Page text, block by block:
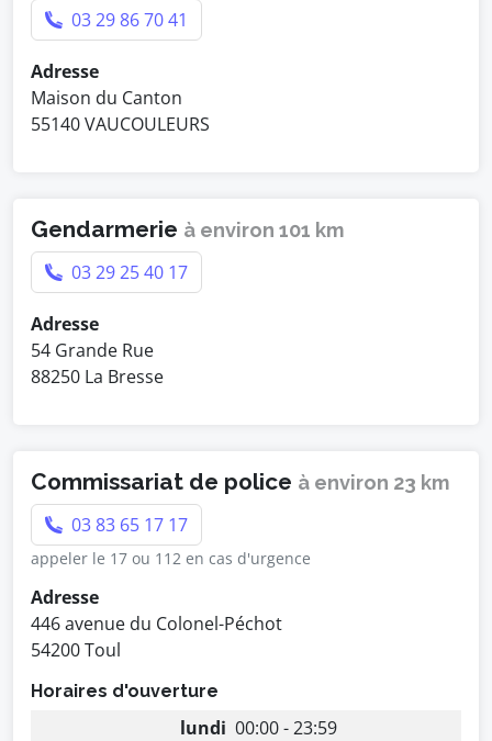
03 29 86 70 41
Adresse
Maison du Canton
55140 VAUCOULEURS
Gendarmerie à environ 101 km
03 29 25 40 17
Adresse
54 Grande Rue
88250 La Bresse
Commissariat de police à environ 23 km
03 83 65 17 17
appeler le 17 ou 112 en cas d'urgence
Adresse
446 avenue du Colonel-Péchot
54200 Toul
Horaires d'ouverture
lundi 00:00 - 23:59